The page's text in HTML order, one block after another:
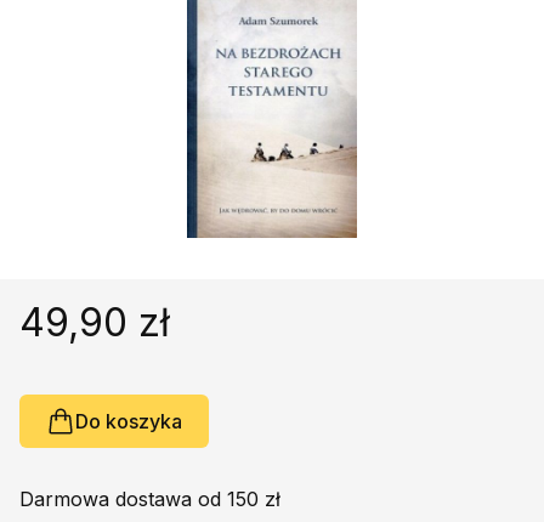
Książki obcojęzyczne
Promocja
49,90 zł
Do koszyka
Darmowa dostawa od 150 zł